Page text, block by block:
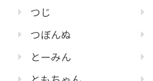
つじ
つぼんぬ
とーみん